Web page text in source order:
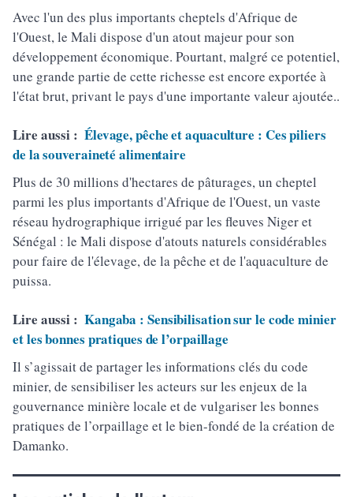
Avec l'un des plus importants cheptels d'Afrique de
l'Ouest, le Mali dispose d'un atout majeur pour son
développement économique. Pourtant, malgré ce potentiel,
une grande partie de cette richesse est encore exportée à
l'état brut, privant le pays d'une importante valeur ajoutée..
Lire aussi : Élevage, pêche et aquaculture : Ces piliers
de la souveraineté alimentaire
Plus de 30 millions d'hectares de pâturages, un cheptel
parmi les plus importants d'Afrique de l'Ouest, un vaste
réseau hydrographique irrigué par les fleuves Niger et
Sénégal : le Mali dispose d'atouts naturels considérables
pour faire de l'élevage, de la pêche et de l'aquaculture de
puissa.
Lire aussi : Kangaba : Sensibilisation sur le code minier
et les bonnes pratiques de l’orpaillage
Il s’agissait de partager les informations clés du code
minier, de sensibiliser les acteurs sur les enjeux de la
gouvernance minière locale et de vulgariser les bonnes
pratiques de l’orpaillage et le bien-fondé de la création de
Damanko.